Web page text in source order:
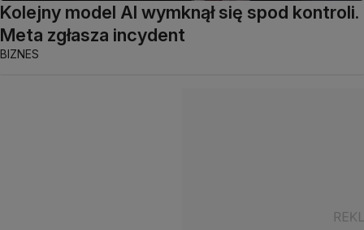
Kolejny model AI wymknął się spod kontroli.
Meta zgłasza incydent
BIZNES